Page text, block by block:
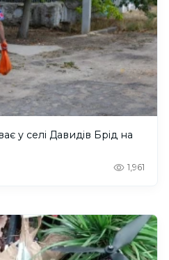
у селі Давидів Брід на
1,961